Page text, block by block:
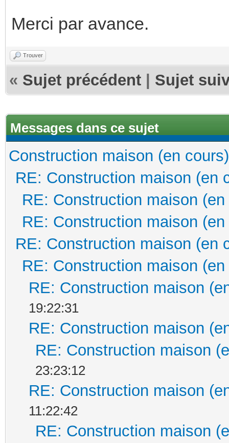
Merci par avance.
Trouver
« Sujet précédent Sujet
Messages dans ce sujet
Construction maison (en cours)
RE: Construction maison (en
RE: Construction maison
RE: Construction maison
RE: Construction maison (en
RE: Construction maison
RE: Construction maison
19:22:31
RE: Construction maison
RE: Construction maison
23:23:12
RE: Construction maison
11:22:42
RE: Construction maison